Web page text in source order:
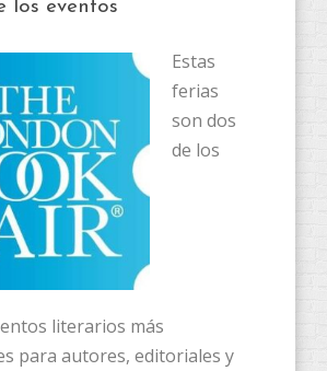
los eventos
Estas
ferias
son dos
de los
literarios más
para autores, editoriales y